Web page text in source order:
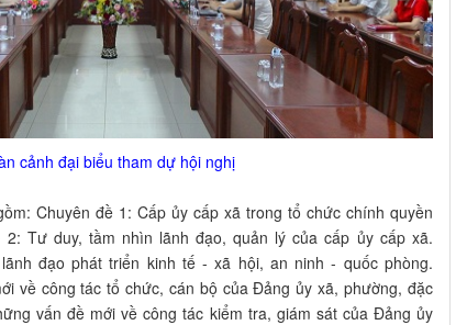
cảnh đại biểu tham dự hội nghị
Chuyên đề 1: Cấp ủy cấp xã trong tổ chức chính quyền
Tư duy, tầm nhìn lãnh đạo, quản lý của cấp ủy cấp xã.
đạo phát triển kinh tế - xã hội, an ninh - quốc phòng.
về công tác tổ chức, cán bộ của Đảng ủy xã, phường, đặc
vấn đề mới về công tác kiểm tra, giám sát của Đảng ủy